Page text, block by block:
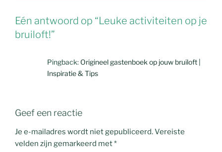
Eén antwoord op “Leuke activiteiten op je
bruiloft!”
Pingback: Origineel gastenboek op jouw bruiloft |
Inspiratie & Tips
Geef een reactie
Je e-mailadres wordt niet gepubliceerd.Vereiste
velden zijn gemarkeerd met*